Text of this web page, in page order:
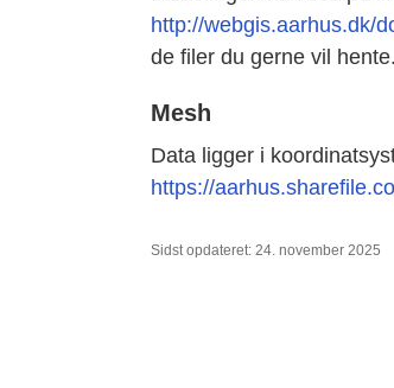
http://webgis.aarhus.dk/
de filer du gerne vil hente.
Mesh
Data ligger i
https://
Sidst opdateret: 24. november 2025